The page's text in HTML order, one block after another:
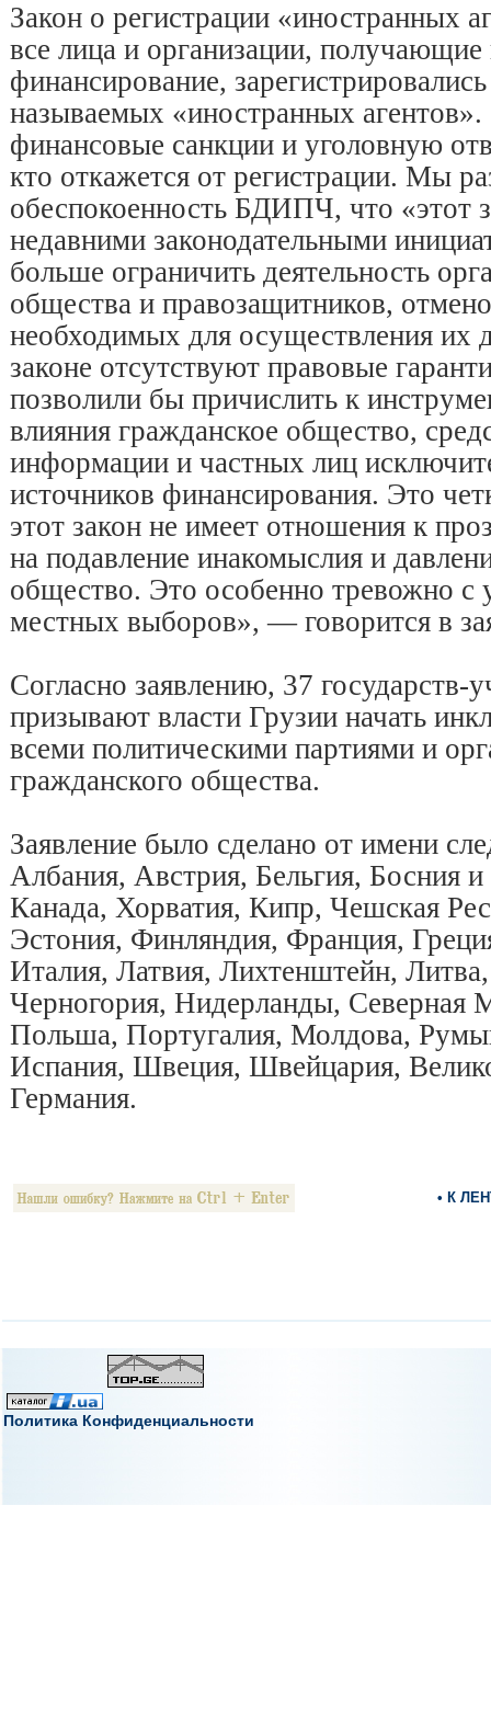
Закон о регистрации «иностранных
все лица и организации, получающие
финансирование,
называемых «иностранных
финансовые санкции и уголовную
кто откажется от регистрации. Мы
обеспокоенность БДИПЧ, что «этот
недавними законодательными
больше ограничить деятельность
общества и правозащитников,
необходимых для осуществления их
законе отсутствуют правовые
позволили бы причислить к
влияния гражданское общество,
информации и частных лиц
источников финансирования. Это
этот закон не имеет отношения к
на подавление инакомыслия и
общество. Это особенно тревожно с
местных выборов», — говорится в
Согласно заявлению, 37
призывают власти Грузии начать
всеми политическими партиями и
гражданского общества.
Заявление было сделано от имени
Албания, Австрия, Бельгия, Босния и
Канада, Хорватия, Кипр, Чешская
Эстония, Финляндия, Франция,
Италия, Латвия, Лихтенштейн,
Черногория, Нидерланды, Северная
Польша, Португалия, Молдова,
Испания, Швеция, Швейцария,
Германия.
• К
Политика Конфиденциальности